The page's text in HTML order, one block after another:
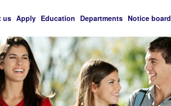
us Apply Education Departments Notice board